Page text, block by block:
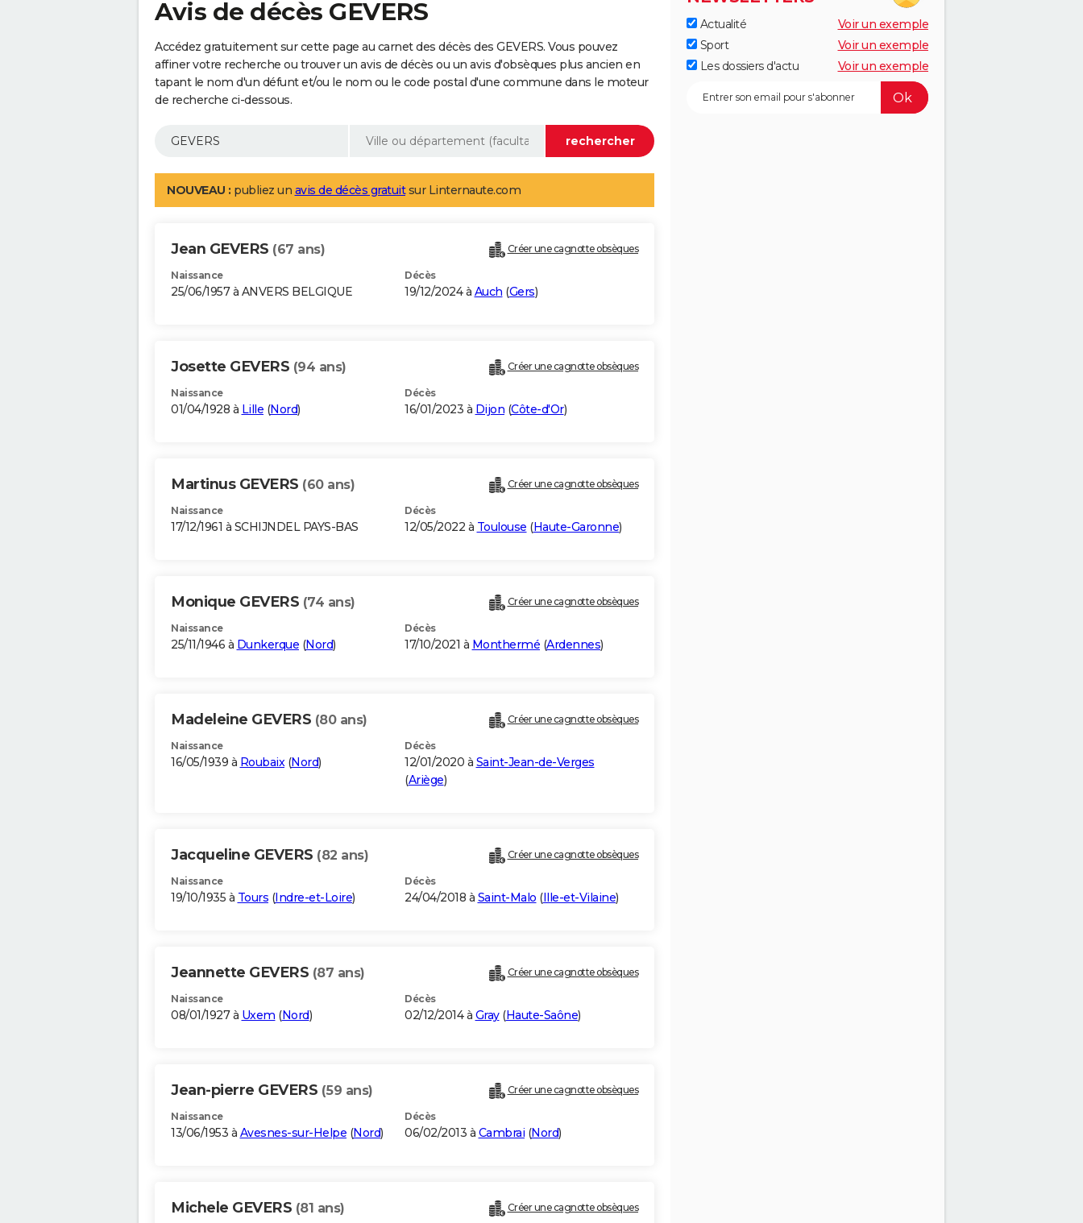
Avis de décès GEVERS
Accédez gratuitement sur cette page au carnet des décès des GEVERS. Vous pouvez
affiner votre recherche ou trouver un avis de décès ou un avis d'obsèques plus ancien en
tapant le nom d'un défunt et/ou le nom ou le code postal d'une commune dans le moteur
de recherche ci-dessous.
NOUVEAU : publiez un avis de décès gratuitsur Linternaute.com
Jean GEVERS (67 ans) Créer une cagnotte obsèques
Naissance
25/06/1957 à ANVERS BELGIQUE
Décès
19/12/2024 à Auch (Gers)
Josette GEVERS (94 ans) Créer une cagnotte obsèques
Naissance
01/04/1928 à Lille (Nord)
Décès
16/01/2023 à Dijon (Côte-d'Or)
Martinus GEVERS (60 ans) Créer une cagnotte obsèques
Naissance
17/12/1961 à SCHIJNDEL PAYS-BAS
Décès
12/05/2022 à Toulouse (Haute-Garonne)
Monique GEVERS (74 ans) Créer une cagnotte obsèques
Naissance
25/11/1946 à Dunkerque (Nord)
Décès
17/10/2021 à Monthermé (Ardennes)
Madeleine GEVERS (80 ans) Créer une cagnotte obsèques
Naissance
16/05/1939 à Roubaix(Nord)
Décès
12/01/2020 à Saint-Jean-de-Verges
(Ariège)
Jacqueline GEVERS (82 ans) Créer une cagnotte obsèques
Naissance
19/10/1935 à Tours (Indre-et-Loire)
Décès
24/04/2018 à Saint-Malo (Ille-et-Vilaine)
Jeannette GEVERS (87 ans) Créer une cagnotte obsèques
Naissance
08/01/1927 à Uxem (Nord)
Décès
02/12/2014 à Gray(Haute-Saône)
Jean-pierre GEVERS (59 ans) Créer une cagnotte obsèques
Naissance
13/06/1953 à Avesnes-sur-Helpe (Nord)
Décès
06/02/2013 à Cambrai (Nord)
Michele GEVERS (81 ans) Créer une cagnotte obsèques
Actualité
Voir un exemple
Sport
Voir un exemple
Les dossiers d'actu
Voir un exemple